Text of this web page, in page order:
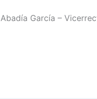
García –